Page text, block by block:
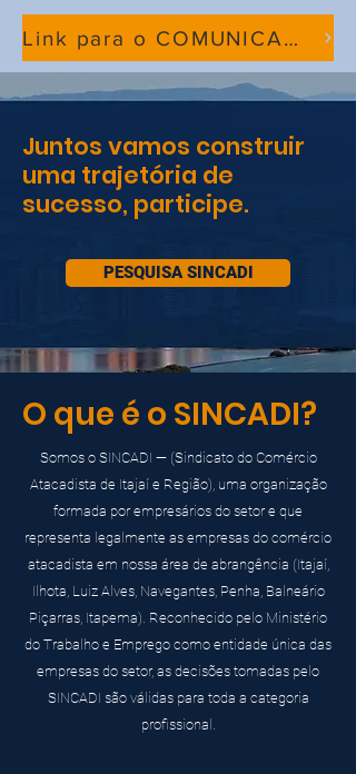
Link para o COMUNICADO agost/2026
Juntos vamos construir
uma trajetória de
sucesso, participe.
PESQUISA SINCADI
O que é o SINCADI?
Somos o SINCADI — (Sindicato do Comércio
Atacadista de Itajaí e Região), uma organização
formada por empresários do setor e que
representa legalmente as empresas do comércio
atacadista em nossa área de abrangência (Itajaí,
Ilhota, Luiz Alves, Navegantes, Penha, Balneário
Piçarras, Itapema). Reconhecido pelo Ministério
do Trabalho e Emprego como entidade única das
empresas do setor, as decisões tomadas pelo
SINCADI são válidas para toda a categoria
profissional.